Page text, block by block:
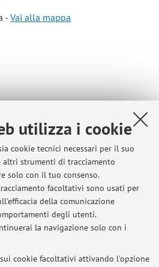
utilizza i cookie
cookie tecnici necessari per il suo
altri strumenti di tracciamento
solo con il tuo consenso.
facoltativi sono usati per
della comunicazione
degli utenti.
la navigazione solo con i
cookie facoltativi attivando l'opzione
-Vai alla mappa
delle Arti - via Barberia 4,
prendere preventivamente
via mail.